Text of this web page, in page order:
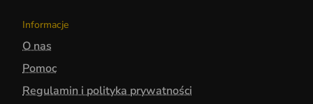
Informacje
O nas
Pomoc
Regulamin i polityka prywatności